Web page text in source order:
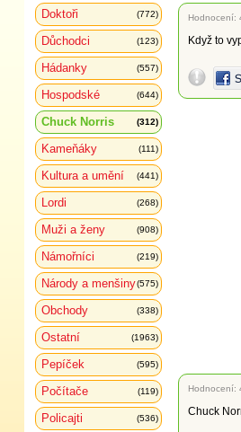
Doktoři (772)
Důchodci (123)
Hádanky (557)
Hospodské (644)
Chuck Norris (312)
Kameňáky (111)
Kultura a umění (441)
Lordi (268)
Muži a ženy (908)
Námořníci (219)
Národy a menšiny(575)
Obchody (338)
Ostatní (1963)
Pepíček (595)
Počítače (119)
Policajti (536)
Hodnocení:
Když to
Hodnocení:
Chuck